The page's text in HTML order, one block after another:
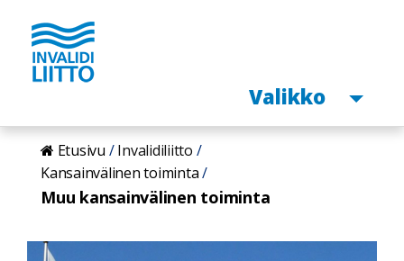
Hyppää
pääsisältöön
Avaa
Valikko
Etusivu
Invalidiliitto
Kansainvälinen toiminta
Muu kansainvälinen toiminta